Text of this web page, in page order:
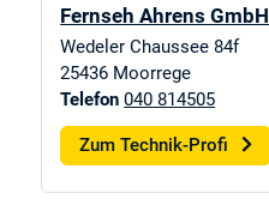
Fernseh Ahrens GmbH
Wedeler Chaussee 84f
25436 Moorrege
Telefon 040 814505
Zum Technik-Profi